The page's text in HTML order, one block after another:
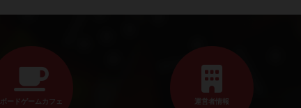
ボードゲームカフェ 運営者情報